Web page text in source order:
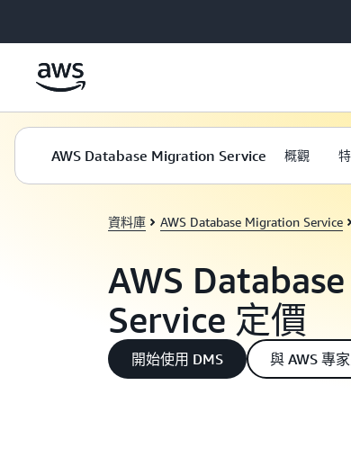
AWS Database Migration Service 概觀
資料庫 AWS Database Migration Service
AWS
Service 定價
開始使用 DMS 與 AWS 專